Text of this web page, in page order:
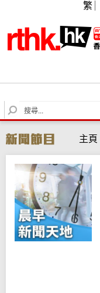
繁
S
e
r
c
h
主頁